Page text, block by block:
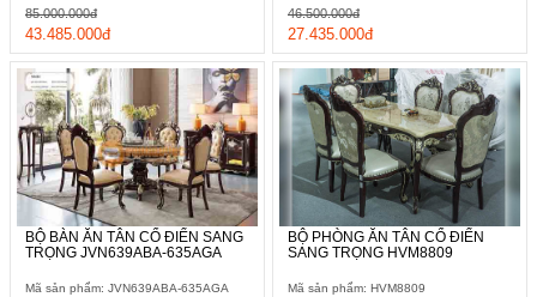
43.485.000đ
85.000.000đ
27.435.000đ
46.500.000đ
BỘ BÀN ĂN TÂN CỔ ĐIỂN SANG
TRỌNG JVN639ABA-635AGA
Mã sản phẩm: JVN639ABA-635AGA
BỘ PHÒNG ĂN TÂN CỔ ĐIỂN
SANG TRỌNG HVM8809
Mã sản phẩm: HVM8809